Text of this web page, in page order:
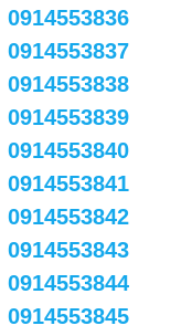
0914553836
0914553837
0914553838
0914553839
0914553840
0914553841
0914553842
0914553843
0914553844
0914553845